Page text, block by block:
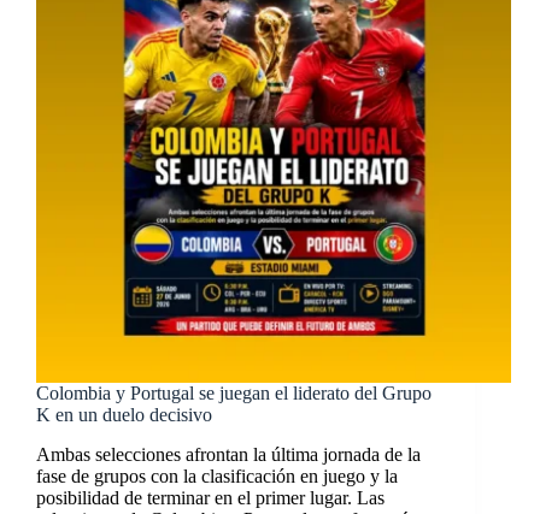
Colombia y Portugal se juegan el liderato del Grupo
K en un duelo decisivo
Ambas selecciones afrontan la última jornada de la
fase de grupos con la clasificación en juego y la
posibilidad de terminar en el primer lugar. Las